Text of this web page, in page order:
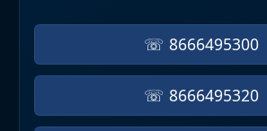
☏ 8666495300
☏ 8666495320